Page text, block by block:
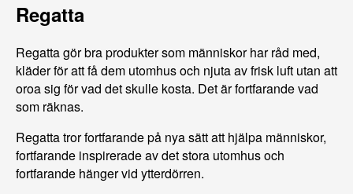
Regatta
Regatta gör bra produkter som människor har råd med,
kläder för att få dem utomhus och njuta av frisk luft utan att
oroa sig för vad det skulle kosta. Det är fortfarande vad
som räknas.
Regatta tror fortfarande på nya sätt att hjälpa människor,
fortfarande inspirerade av det stora utomhus och
fortfarande hänger vid ytterdörren.